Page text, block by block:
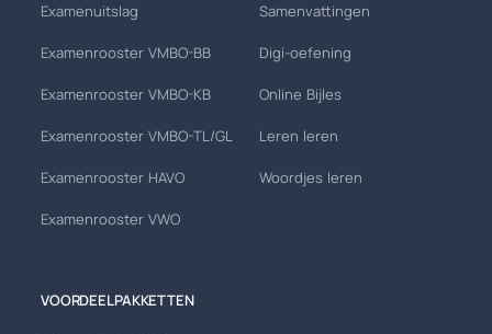
Examenuitslag
Examenrooster VMBO-BB
Examenrooster VMBO-KB
Examenrooster VMBO-TL/GL
Examenrooster HAVO
Examenrooster VWO
Samenvattingen
Digi-oefening
Online Bijles
Leren leren
Woordjes leren
VOORDEELPAKKETTEN